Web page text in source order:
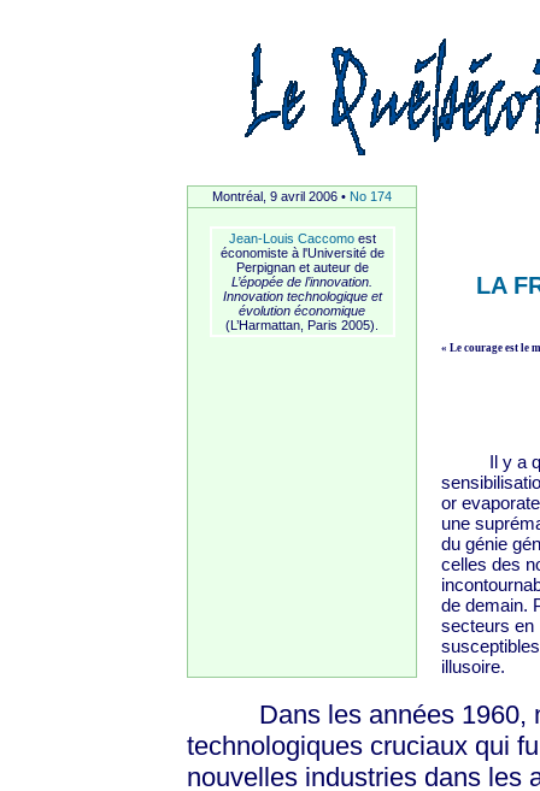
Montréal, 9 avril 2006 • No 174
Jean-Louis Caccomoest
économiste à l'Université de
Perpignan et auteur de
L’épopée de l’innovation.
Innovation technologique et
évolution économique
(L’Harmattan, Paris 2005).
LA
« Le courage est le
Il y a
or
une
du génie
celles des
de demain.
secteurs en
illusoire.
Dans les années 1960,
technologiques cruciaux qui
nouvelles industries dans les